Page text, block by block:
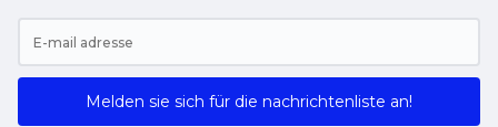
Melden sie sich für die nachrichtenliste an!